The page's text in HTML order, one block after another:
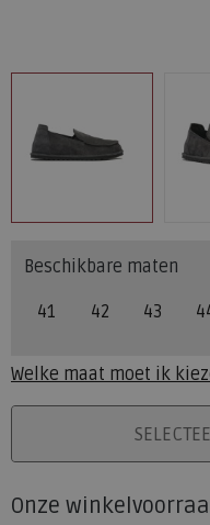
Beschikbare maten
41 42 43
Welke maat moet ik
PLAATS IN
Onze